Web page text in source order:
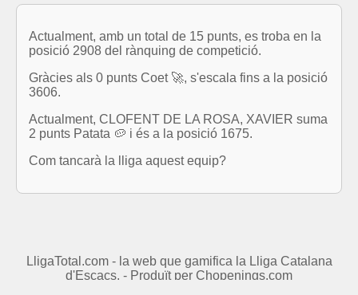
Actualment, amb un total de 15 punts, es troba en la
posició 2908 del rànquing de competició.
Gràcies als 0 punts Coet 🚀, s'escala fins a la posició
3606.
Actualment, CLOFENT DE LA ROSA, XAVIER suma
2 punts Patata 🥔 i és a la posició 1675.
Com tancarà la lliga aquest equip?
LligaTotal.com - la web que gamifica la Lliga Catalana
d'Escacs. - Produït per Chopenings.com